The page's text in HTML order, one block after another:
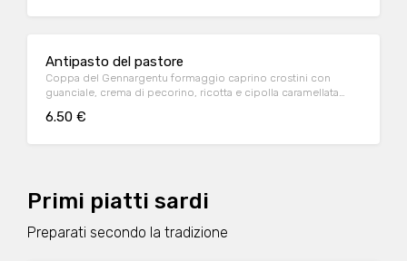
Antipasto del pastore
Coppa del Gennargentu formaggio caprino crostini con
guanciale, crema di pecorino, ricotta e cipolla caramellata
6.50 €
Primi piatti sardi
Preparati secondo la tradizione